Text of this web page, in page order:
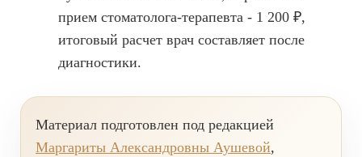
Имплантация «Всё на 4х»
Коронка на имплант
ЧИСТКА ЗУБОВ
прием стоматолога-терапевта - 1 200 ₽,
итоговый расчет врач составляет после
диагностики.
Материал подготовлен под редакцией
Маргариты Александровны Аушевой,